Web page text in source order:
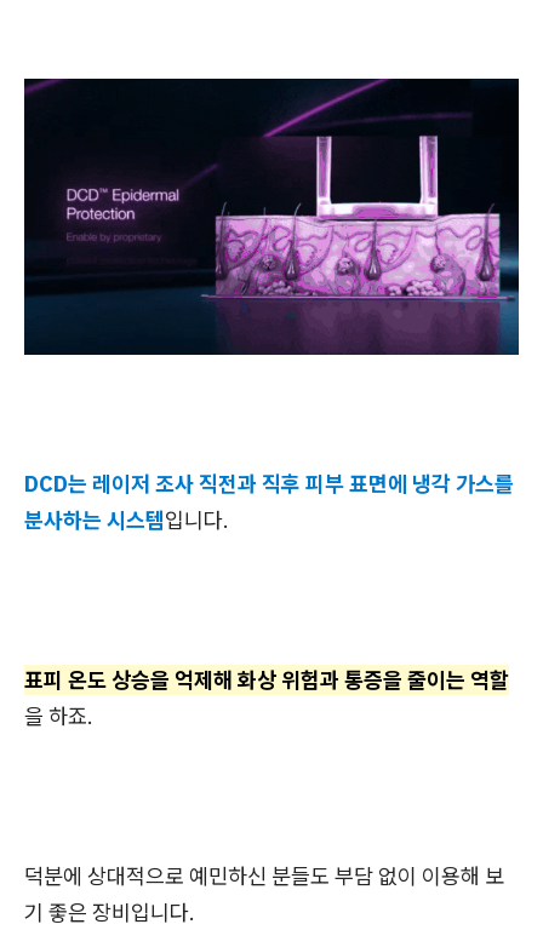
DCD는 레이저 조사 직전과 직후 피부 표면에 냉각 가스를
분사하는 시스템입니다.
표피 온도 상승을 억제해 화상 위험과 통증을 줄이는 역할
을 하죠.
덕분에 상대적으로 예민하신 분들도 부담 없이 이용해 보
기 좋은 장비입니다.